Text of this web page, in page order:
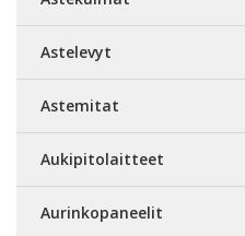
Astelevyt
Astemitat
Aukipitolaitteet
Aurinkopaneelit